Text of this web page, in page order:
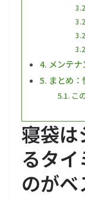
メンテ
まとめ
こ
寝袋は
るタ
のがベ